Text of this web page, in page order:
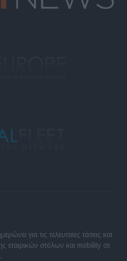
για τις τελευταίες τάσεις και
εταιρικών στόλων και mobility σε